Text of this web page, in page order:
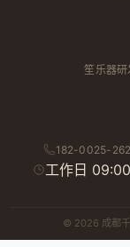
笙乐器研
182-0025-
工作日
© 2026 成都